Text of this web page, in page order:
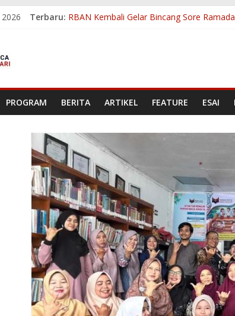
Terbaru: RBAN Kembali Gelar Bincang Sore
PROGRAM BERITA ARTIKEL FEATURE ESAI